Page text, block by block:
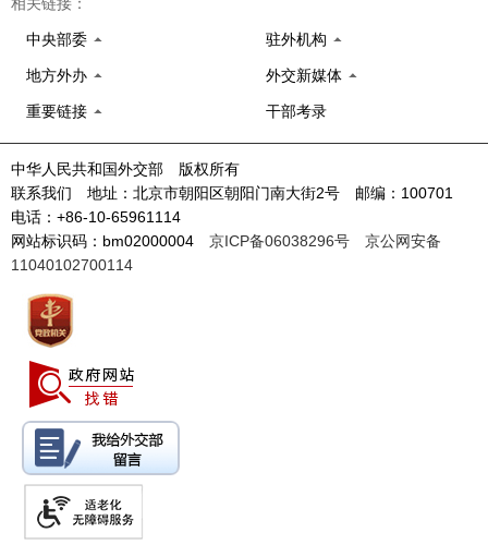
中央部委 驻外机构
地方外办 外交新媒体
重要链接 干部考录
中华人民共和国外交部 版权所有
联系我们 地址：北京市朝阳区朝阳门南大街2号 邮编：100701
电话：+86-10-65961114
网站标识码：bm02000004 京ICP备06038296号
京公网安备
11040102700114